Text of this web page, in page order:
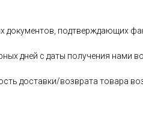
подтверждающих
дней с даты получения
доставки/возврата товара